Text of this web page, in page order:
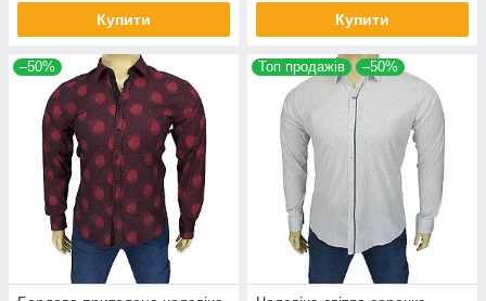
Купити Купити
–50% Топ продажів –50%